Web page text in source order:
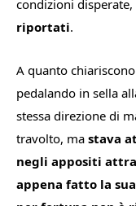
condizioni
riportati.
A quanto
pedalando in sella
stessa direzione di
travolto, ma stava
negli appositi
appena fatto la